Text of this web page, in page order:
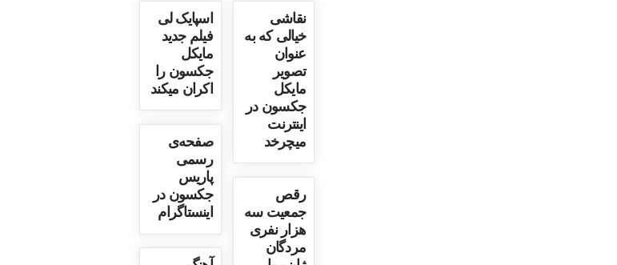
اسپایک لی
فیلم جدید
مایکل
جکسون را
اکران میکند
نقاشی
خیالی که به
عنوان
تصویر
مایکل
جکسون در
اینترنت
میچرخد
صفحه‌ی
رسمی
پاریس
جکسون در
اینستاگرام
رقص
جمعیت سه
هزار نفری
مردگان